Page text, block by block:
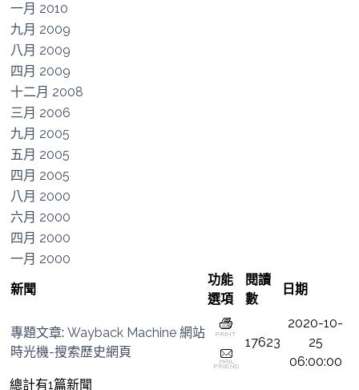
一月 2010
九月 2009
八月 2009
四月 2009
十二月 2008
三月 2006
九月 2005
五月 2005
四月 2005
八月 2000
六月 2000
四月 2000
一月 2000
新聞
功能
選項
閱讀
數
日期
專題文章: Wayback Machine 網站
時光機-搜索歷史網頁
17623
2020-10-
25
06:00:00
總計有1篇新聞